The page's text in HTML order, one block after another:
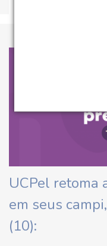
UCPel retoma
em seus
(10):